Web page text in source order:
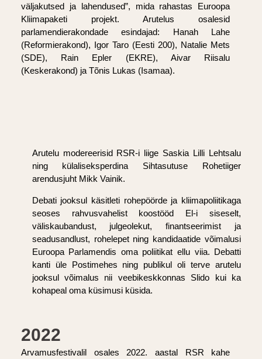
väljakutsed ja lahendused”, mida rahastas Euroopa
Kliimapaketi projekt. Arutelus osalesid
parlamendierakondade esindajad: Hanah Lahe
(Reformierakond), Igor Taro (Eesti 200), Natalie Mets
(SDE), Rain Epler (EKRE), Aivar Riisalu
(Keskerakond) ja Tõnis Lukas (Isamaa).
Arutelu modereerisid RSR-i liige Saskia Lilli Lehtsalu
ning külaliseksperdina Sihtasutuse Rohetiiger
arendusjuht Mikk Vainik.
Debati jooksul käsitleti rohepöörde ja kliimapoliitikaga
seoses rahvusvahelist koostööd El-i siseselt,
väliskaubandust, julgeolekut, finantseerimist ja
seadusandlust, rohelepet ning kandidaatide võimalusi
Euroopa Parlamendis oma poliitikat ellu viia. Debatti
kanti üle Postimehes ning publikul oli terve arutelu
jooksul võimalus nii veebikeskkonnas Slido kui ka
kohapeal oma küsimusi küsida.
2022
Arvamusfestivalil osales 2022. aastal RSR kahe